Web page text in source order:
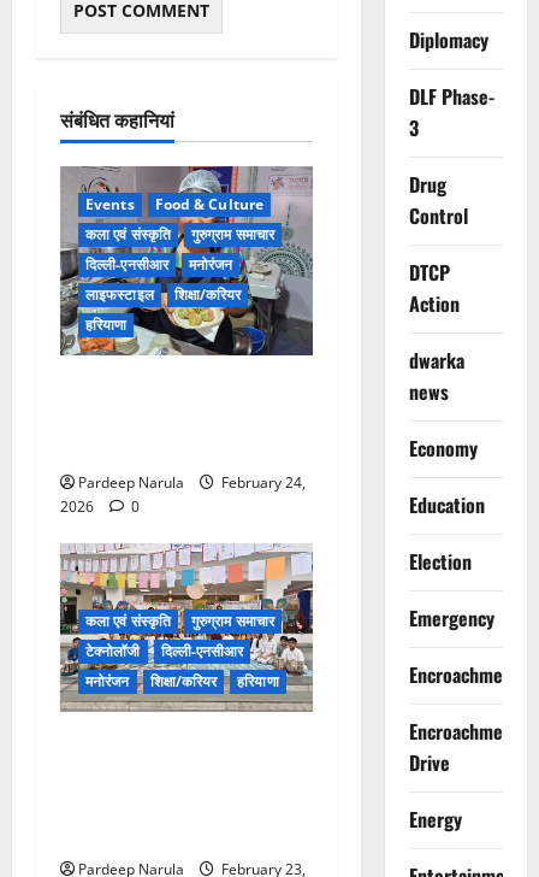
संबंधित कहानियां
Events
Food & Culture
कला एवं संस्कृति
गुरुग्राम समाचार
दिल्ली-एनसीआर
मनोरंजन
लाइफस्टाइल
शिक्षा/करियर
हरियाणा
Pardeep Narula
February 24,
2026
0
कला एवं संस्कृति
गुरुग्राम समाचार
टेक्नोलॉजी
दिल्ली-एनसीआर
मनोरंजन
शिक्षा/करियर हरियाणा
Pardeep Narula
February 23,
Diplomacy
DLF Phase-
3
Drug
Control
DTCP
Action
dwarka
news
Economy
Education
Election
Emergency
Encroachment
Encroachment
Drive
Energy